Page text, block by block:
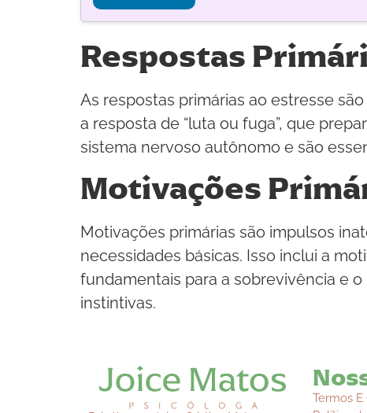
Respostas
As respostas primárias ao estresse
a resposta de “luta ou fuga”, que
sistema nervoso autônomo e são
Motivações
Motivações primárias são impulsos
necessidades básicas. Isso inclui a
fundamentais para a sobrevivência e
instintivas.
Termos